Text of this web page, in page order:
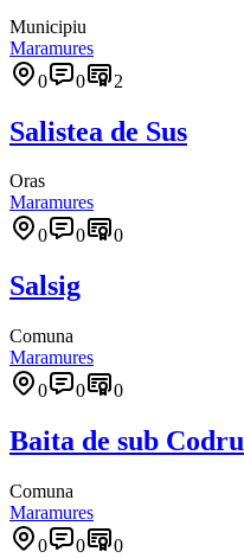
Municipiu
Maramures
0
0 2
Salistea de Sus
Oras
Maramures
0
0 0
Salsig
Comuna
Maramures
0
0 0
Baita de sub Codru
Comuna
Maramures
0
0 0